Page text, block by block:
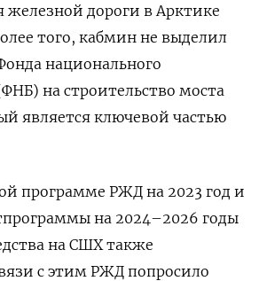
дороги в Арктике
того, кабмин не выделил
национального
на строительство моста
является ключевой частью
программе РЖД на 2023 год и
на 2024–2026 годы
на СШХ также
с этим РЖД попросило